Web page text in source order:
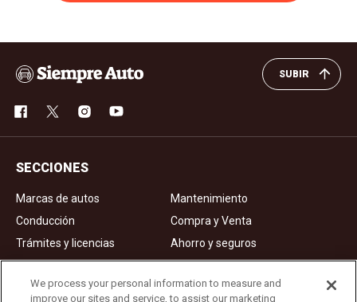
SUBIR
SECCIONES
Marcas de autos
Mantenimiento
Conducción
Compra y Venta
Trámites y licencias
Ahorro y seguros
Noticias
Videos de autos
We process your personal information to measure and
improve our sites and service, to assist our marketing